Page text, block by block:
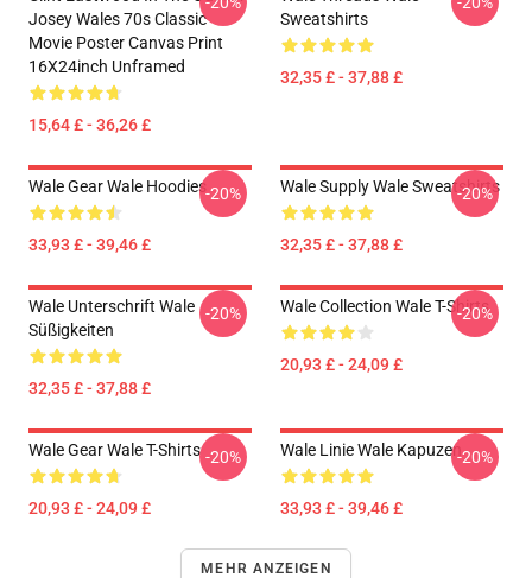
Josey Wales 70s Classic
Movie Poster Canvas Print
16X24inch Unframed
15,64 £ - 36,26 £
Sweatshirts
32,35 £ - 37,88 £
Wale Gear Wale Hoodies
33,93 £ - 39,46 £
-20% Wale Supply Wale Sweatshirts
32,35 £ - 37,88 £
-20%
Wale Unterschrift Wale
Süßigkeiten
32,35 £ - 37,88 £
-20% Wale Collection Wale T-Shirts
20,93 £ - 24,09 £
-20%
Wale Gear Wale T-Shirts
20,93 £ - 24,09 £
-20% Wale Linie Wale Kapuzen
33,93 £ - 39,46 £
-20%
MEHR ANZEIGEN